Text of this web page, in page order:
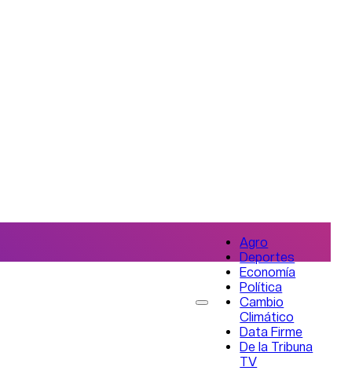
Agro
Deportes
Economía
Política
Cambio
Climático
Data Firme
De la Tribuna
TV